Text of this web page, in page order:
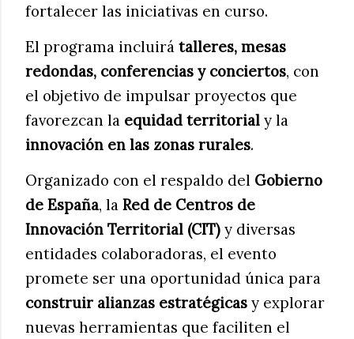
fortalecer las iniciativas en curso.
El programa incluirá talleres, mesas
redondas, conferencias y conciertos, con
el objetivo de impulsar proyectos que
favorezcan la equidad territorial y la
innovación en las zonas rurales.
Organizado con el respaldo del Gobierno
de España, la Red de Centros de
Innovación Territorial (CIT) y diversas
entidades colaboradoras, el evento
promete ser una oportunidad única para
construir alianzas estratégicas y explorar
nuevas herramientas que faciliten el